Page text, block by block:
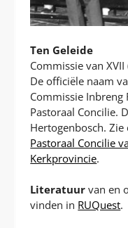
Ten Geleide
Commissie van
De officiële naam
Commissie Inbreng
Pastoraal Concilie.
Hertogenbosch.
Pastoraal Concilie
Kerkprovincie.
Literatuur van en
vinden in RUQuest.